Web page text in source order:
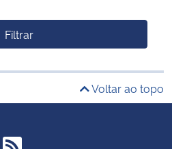
Filtrar
Voltar ao topo